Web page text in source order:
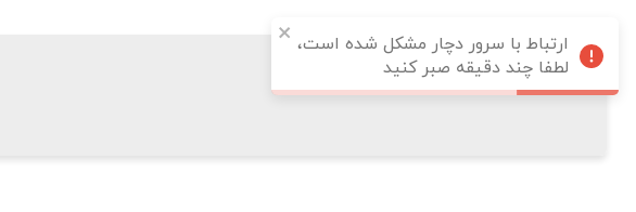
ارتباط با سرور دچار مشکل شده است،
لطفا چند دقیقه صبر کنید